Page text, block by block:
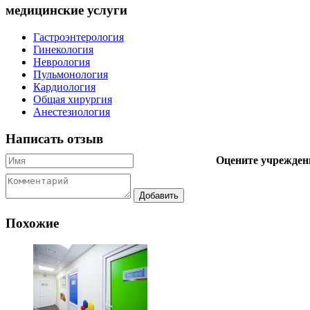
медицинские услуги
Гастроэнтерология
Гинекология
Неврология
Пульмонология
Кардиология
Общая хирургия
Анестезиология
Написать отзыв
Оцените
Похожие